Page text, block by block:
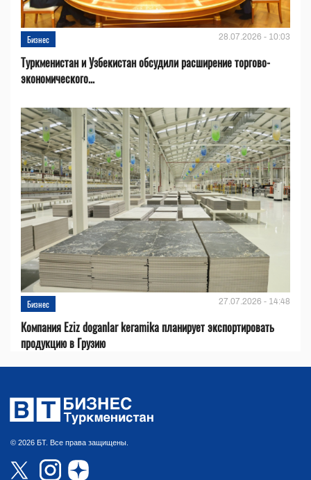
Бизнес 28.07.2026 - 10:03
Туркменистан и Узбекистан обсудили расширение торгово-
экономического...
Бизнес 27.07.2026 - 14:48
Компания Eziz doganlar keramika планирует экспортировать
продукцию в Грузию
© 2026 БТ. Все права защищены.